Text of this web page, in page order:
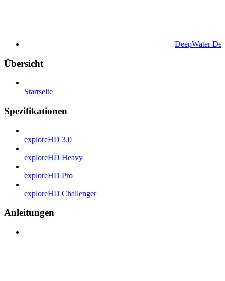
DeepWater
Übersicht
Startseite
Spezifikationen
exploreHD 3.0
exploreHD Heavy
exploreHD Pro
exploreHD Challenger
Anleitungen